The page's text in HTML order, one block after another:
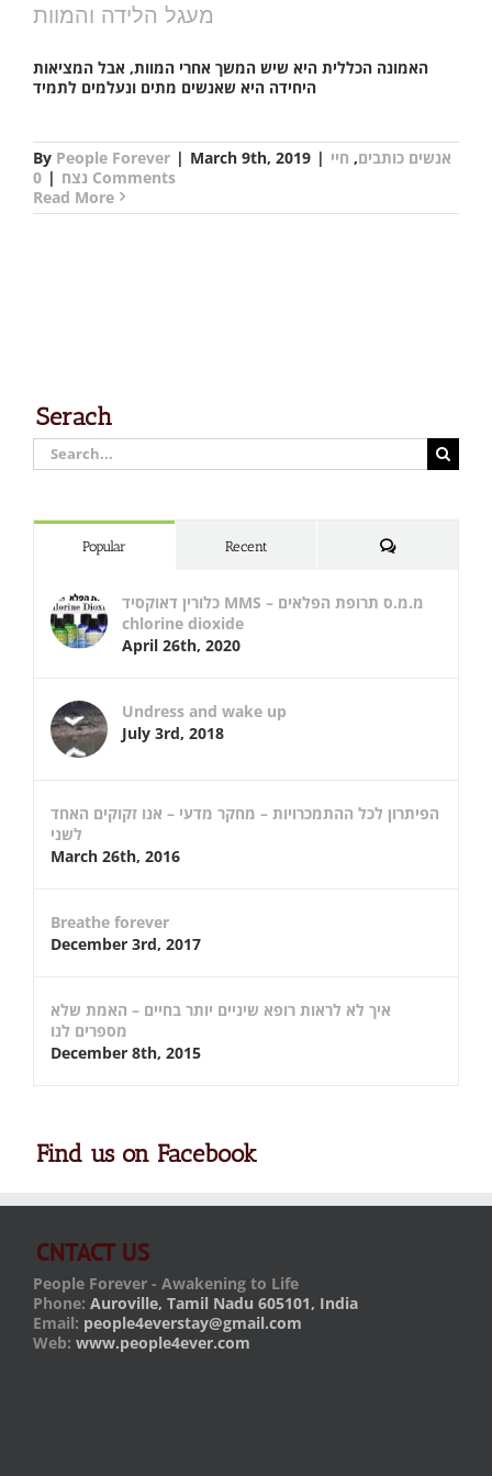
מעגל הלידה והמוות
האמונה הכללית היא שיש המשך אחרי המוות, אבל המציאות
היחידה היא שאנשים מתים ונעלמים לתמיד
By People Forever | March 9th, 2019 | אנשים כותבים, חיי
נצח |
0 Comments
Read More
Serach
Search
for:
Popular Recent Comments
כלורין דאוקסיד MMS – מ.מ.ס תרופת הפלאים
chlorine dioxide
April 26th, 2020
Undress and wake up
July 3rd, 2018
הפיתרון לכל ההתמכרויות – מחקר מדעי – אנו זקוקים האחד
לשני
March 26th, 2016
Breathe forever
December 3rd, 2017
איך לא לראות רופא שיניים יותר בחיים – האמת שלא
מספרים לנו
December 8th, 2015
Find us on Facebook
CNTACT US
People Forever - Awakening to Life
Phone: Auroville, Tamil Nadu 605101, India
Email: people4everstay@gmail.com
Web: www.people4ever.com